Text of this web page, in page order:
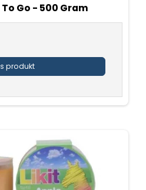
Go - 500 Gram
produkt